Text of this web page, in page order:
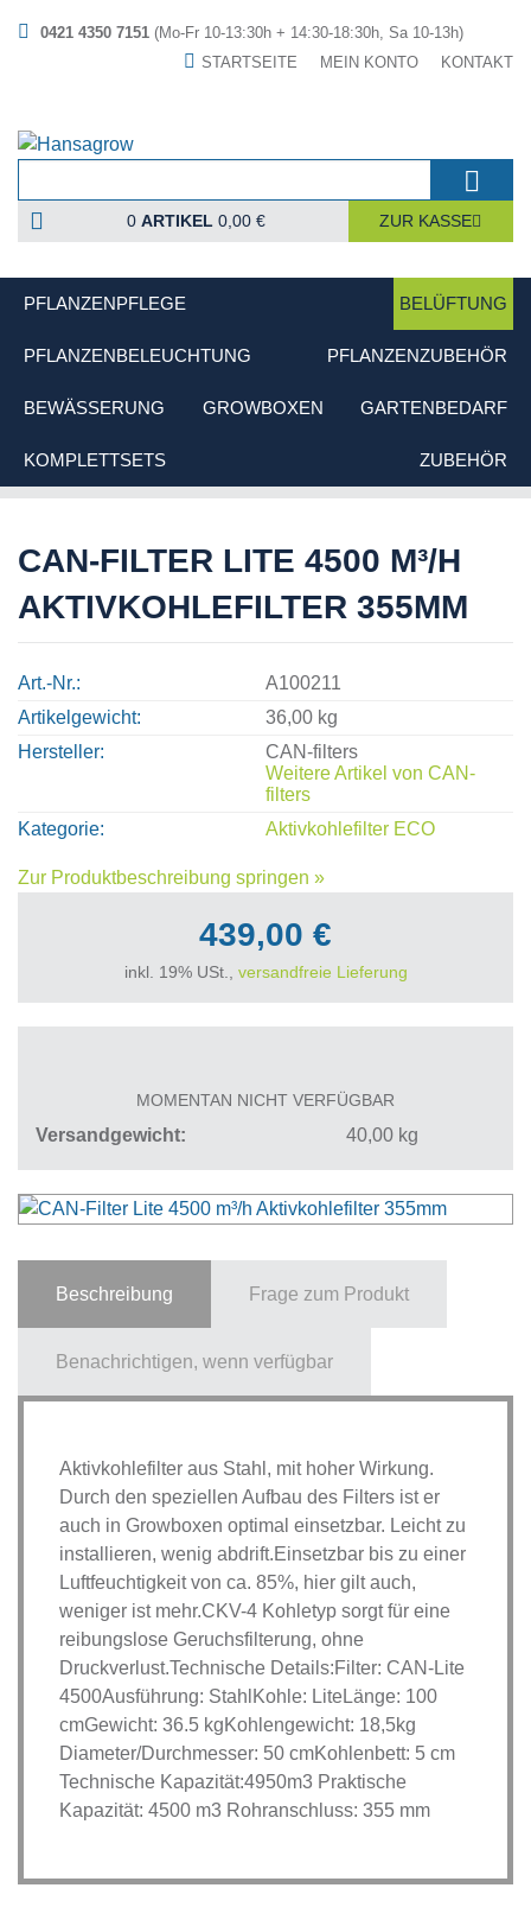
0421 4350 7151 (Mo-Fr 10-13:30h + 14:30-18:30h, Sa 10-13h)
STARTSEITE
MEIN KONTO KONTAKT
0 ARTIKEL 0,00 € ZUR KASSE
PFLANZENPFLEGE BELÜFTUNG
PFLANZENBELEUCHTUNG PFLANZENZUBEHÖR
BEWÄSSERUNG GROWBOXEN GARTENBEDARF
KOMPLETTSETS ZUBEHÖR
CAN-FILTER LITE 4500 M³/H
AKTIVKOHLEFILTER 355MM
Art.-Nr.
A100211
Artikelgewicht
36,00 kg
Hersteller
CAN-filters
Weitere Artikel von CAN-
filters
Kategorie
Aktivkohlefilter ECO
Zur Produktbeschreibung springen »
439,00 €
inkl. 19% USt., versandfreie Lieferung
MOMENTAN NICHT VERFÜGBAR
Versandgewicht 40,00 kg
Beschreibung Frage zum Produkt
Benachrichtigen, wenn verfügbar
Aktivkohlefilter aus Stahl, mit hoher Wirkung.
Durch den speziellen Aufbau des Filters ist er
auch in Growboxen optimal einsetzbar. Leicht zu
installieren, wenig abdrift.Einsetzbar bis zu einer
Luftfeuchtigkeit von ca. 85%, hier gilt auch,
weniger ist mehr.CKV-4 Kohletyp sorgt für eine
reibungslose Geruchsfilterung, ohne
Druckverlust.Technische Details:Filter: CAN-Lite
4500Ausführung: StahlKohle: LiteLänge: 100
cmGewicht: 36.5 kgKohlengewicht: 18,5kg
Diameter/Durchmesser: 50 cmKohlenbett: 5 cm
Technische Kapazität:4950m3 Praktische
Kapazität: 4500 m3 Rohranschluss: 355 mm